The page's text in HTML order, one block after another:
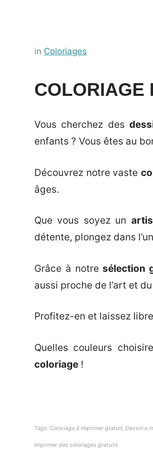
Posted
28
septembre
by
rapide
in Coloriages
COLORIAGE
Vous cherchez des
enfants ? Vous êtes au
Découvrez notre vaste
âges.
Que vous soyez un
détente, plongez dans
Grâce à notresélection
aussi proche de l’art et
Profitez-en et laissez
Quelles couleurs
coloriage !
Tags: Coloriage à imprimer gratuit, Dessin a
Imprimer des coloriages gratuits